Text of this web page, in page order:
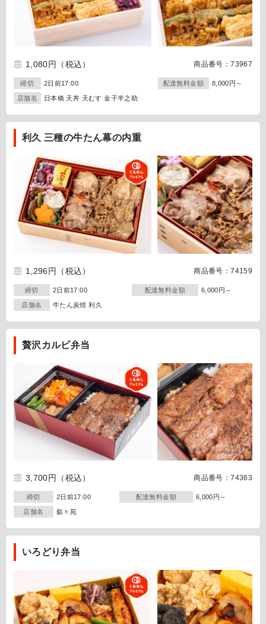
1,080円 （税込） 商品番号：73967
締切 2日前17:00 配達無料金額 8,000円～
店舗名 日本橋 天丼 天むす 金子半之助
利久 三種の牛たん幕の内重
1,296円 （税込） 商品番号：74159
締切 2日前17:00 配達無料金額 6,000円～
店舗名 牛たん炭焼 利久
贅沢カルビ弁当
3,700円 （税込） 商品番号：74363
締切 2日前17:00 配達無料金額 6,000円～
店舗名 叙々苑
いろどり弁当